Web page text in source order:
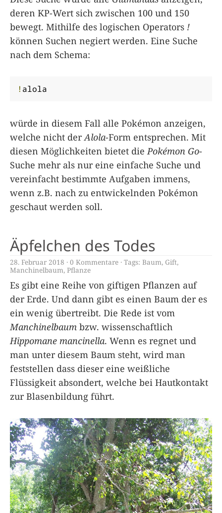
deren KP-Wert sich zwischen 100 und 150
bewegt. Mithilfe des logischen Operators !
können Suchen negiert werden. Eine Suche
nach dem Schema:
! alola
würde in diesem Fall alle Pokémon anzeigen,
welche nicht derAlola-Form entsprechen. Mit
diesen Möglichkeiten bietet diePokémon Go-
Suche mehr als nur eine einfache Suche und
vereinfacht bestimmte Aufgaben immens,
wenn z.B. nach zu entwickelnden Pokémon
geschaut werden soll.
Äpfelchen des Todes
28. Februar 2018 0 Kommentare Tags: Baum, Gift,
Manchinelbaum, Pflanze
Es gibt eine Reihe von giftigen Pflanzen auf
der Erde. Und dann gibt es einen Baum der es
ein wenig übertreibt. Die Rede ist vom
Manchinelbaum bzw. wissenschaftlich
Hippomane mancinella. Wenn es regnet und
man unter diesem Baum steht, wird man
feststellen dass dieser eine weißliche
Flüssigkeit absondert, welche bei Hautkontakt
zur Blasenbildung führt.